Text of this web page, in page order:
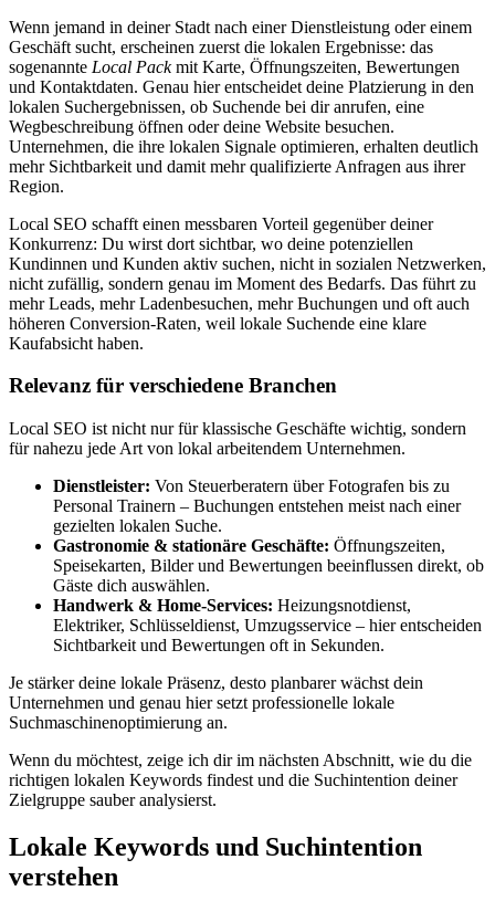
Wenn jemand in deiner Stadt nach einer Dienstleistung oder einem
Geschäft sucht, erscheinen zuerst die lokalen Ergebnisse: das
sogenannte Local Packmit Karte, Öffnungszeiten, Bewertungen
und Kontaktdaten. Genau hier entscheidet deine Platzierung in den
lokalen Suchergebnissen, ob Suchende bei dir anrufen, eine
Wegbeschreibung öffnen oder deine Website besuchen.
Unternehmen, die ihre lokalen Signale optimieren, erhalten deutlich
mehr Sichtbarkeit und damit mehr qualifizierte Anfragen aus ihrer
Region.
Local SEO schafft einen messbaren Vorteil gegenüber deiner
Konkurrenz: Du wirst dort sichtbar, wo deine potenziellen
Kundinnen und Kunden aktiv suchen, nicht in sozialen Netzwerken,
nicht zufällig, sondern genau im Moment des Bedarfs. Das führt zu
mehr Leads, mehr Ladenbesuchen, mehr Buchungen und oft auch
höheren Conversion-Raten, weil lokale Suchende eine klare
Kaufabsicht haben.
Relevanz für verschiedene Branchen
Local SEO ist nicht nur für klassische Geschäfte wichtig, sondern
für nahezu jede Art von lokal arbeitendem Unternehmen.
Dienstleister: Von Steuerberatern über Fotografen bis zu
Personal Trainern – Buchungen entstehen meist nach einer
gezielten lokalen Suche.
Gastronomie & stationäre Geschäfte: Öffnungszeiten,
Speisekarten, Bilder und Bewertungen beeinflussen direkt, ob
Gäste dich auswählen.
Handwerk & Home-Services: Heizungsnotdienst,
Elektriker, Schlüsseldienst, Umzugsservice – hier entscheiden
Sichtbarkeit und Bewertungen oft in Sekunden.
Je stärker deine lokale Präsenz, desto planbarer wächst dein
Unternehmen und genau hier setzt professionelle lokale
Suchmaschinenoptimierung an.
Wenn du möchtest, zeige ich dir im nächsten Abschnitt, wie du die
richtigen lokalen Keywords findest und die Suchintention deiner
Zielgruppe sauber analysierst.
Lokale Keywords und Suchintention
verstehen